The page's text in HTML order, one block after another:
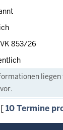
853/26
liegen
[10 Termine